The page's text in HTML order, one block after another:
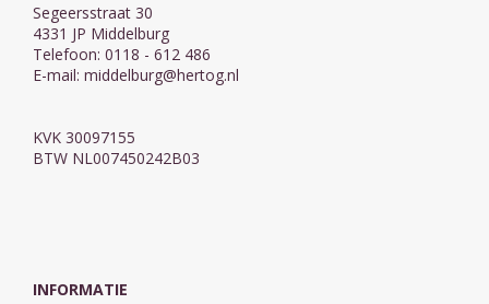
Segeersstraat 30
4331 JP Middelburg
Telefoon: 0118 - 612 486
E-mail: middelburg@hertog.nl
KVK 30097155
BTW NL007450242B03
INFORMATIE